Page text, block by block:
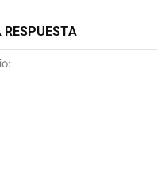
RESPUESTA